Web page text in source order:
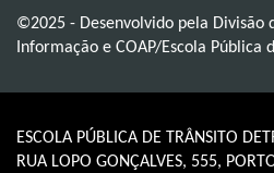
©2025 - Desenvolvido pela Divisão
Informação e COAP/Escola Pública
ESCOLA PÚBLICA DE TRÂNSITO
RUA LOPO GONÇALVES, 555,